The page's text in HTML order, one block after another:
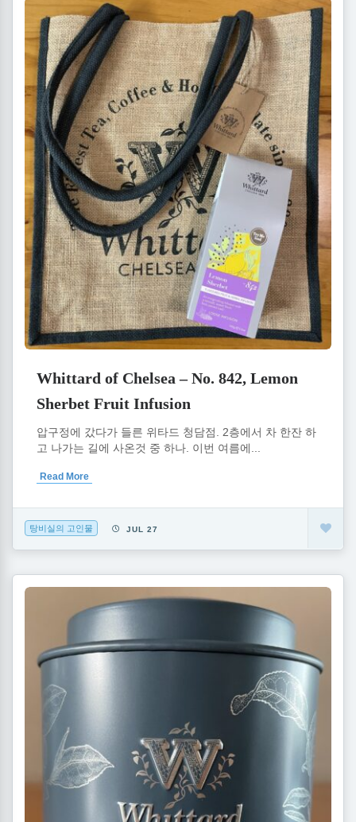
Whittard of Chelsea – No. 842, Lemon
Sherbet Fruit Infusion
압구정에 갔다가 들른 위타드 청담점. 2층에서 차 한잔 하
고 나가는 길에 사온것 중 하나. 이번 여름에...
Read More
탕비실의 고인물 JUL 27